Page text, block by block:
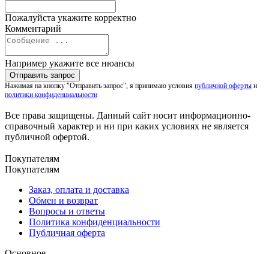
Пожалуйста укажите корректно
Комментарий
Например укажите все нюансы
Нажимая на кнопку "Отправить запрос", я принимаю условия публичной оферты и
политики конфиденциальности
Все права защищены. Данный сайт носит информационно-
справочный характер и ни при каких условиях не является
публичной офертой.
Покупателям
Покупателям
Заказ, оплата и доставка
Обмен и возврат
Вопросы и ответы
Политика конфиденциальности
Публичная оферта